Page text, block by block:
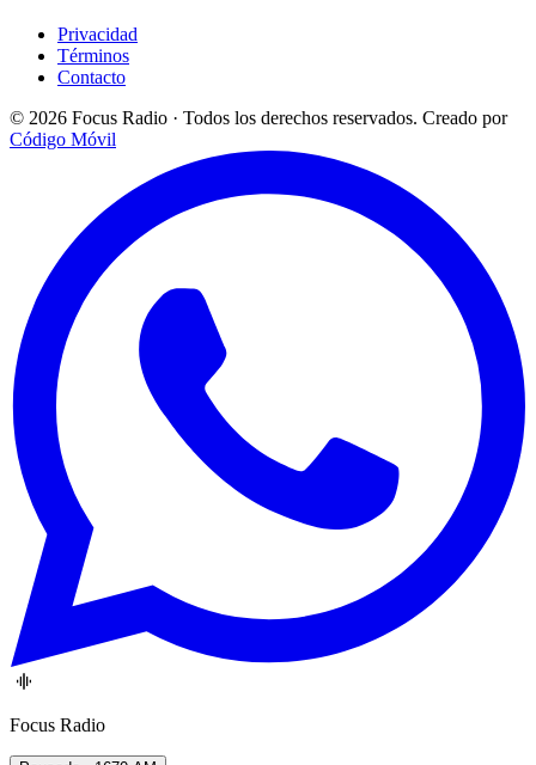
Privacidad
Términos
Contacto
© 2026 Focus Radio · Todos los derechos reservados. Creado por
Código Móvil
Focus Radio